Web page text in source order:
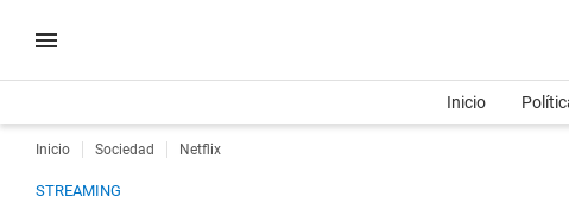
Inicio
Inicio Sociedad Netflix
STREAMING